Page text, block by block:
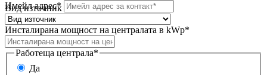
Имейл адрес*
Вид източник
Инсталирана мощност на централата в kWp*
Работеща централа*
Да